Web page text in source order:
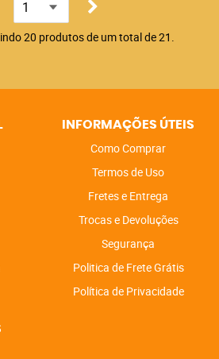
20 produtos de um total de 21.
INFORMAÇÕES ÚTEIS
Como Comprar
Termos de Uso
Fretes e Entrega
Trocas e Devoluções
Segurança
Politica de Frete Grátis
Política de Privacidade